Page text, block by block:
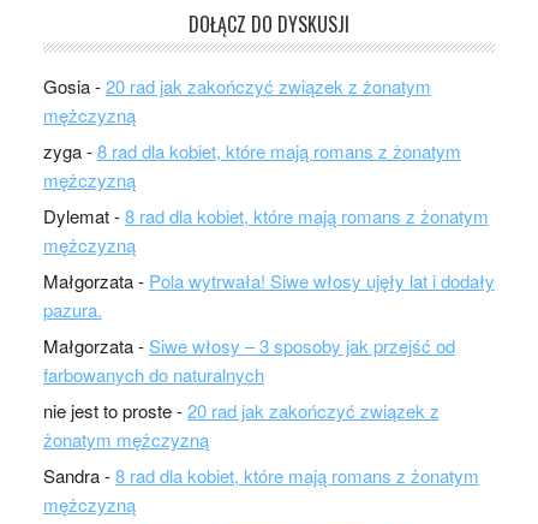
DOŁĄCZ DO DYSKUSJI
Gosia-20 rad jak zakończyć związek z żonatym
mężczyzną
zyga-8 rad dla kobiet, które mają romans z żonatym
mężczyzną
Dylemat-8 rad dla kobiet, które mają romans z żonatym
mężczyzną
Małgorzata- Pola wytrwała! Siwe włosy ujęły lat i dodały
pazura.
Małgorzata-Siwe włosy – 3 sposoby jak przejść od
farbowanych do naturalnych
nie jest to proste-20 rad jak zakończyć związek z
żonatym mężczyzną
Sandra-8 rad dla kobiet, które mają romans z żonatym
mężczyzną